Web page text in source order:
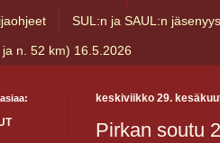
SUL:n ja SAUL:n jäsenyys
n. 52 km) 16.5.2026
keskiviikko 29.
Pirkan soutu